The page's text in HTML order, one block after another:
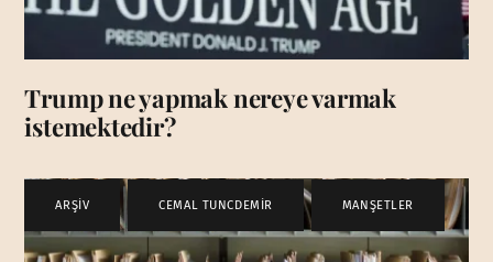
Trump ne yapmak nereye varmak
istemektedir?
ARŞİV CEMAL TUNCDEMİR , MANŞETLER